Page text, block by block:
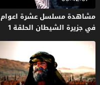
مشاهدة مسلسل عشرة اعوام
في جزيرة الشيطان الحلقة 1
مترجم